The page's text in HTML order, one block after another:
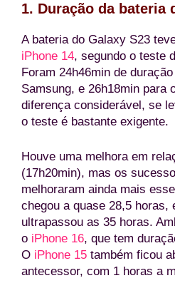
1. Duração da bateria
A bateria do Galaxy S23
iPhone 14, segundo o teste
Foram 24h46min de
Samsung, e 26h18min para
diferença considerável, se
o teste é bastante exigente.
Houve uma melhora em
(17h20min), mas os
melhoraram ainda mais
chegou a quase 28,5 horas,
ultrapassou as 35 horas.
o iPhone 16, que tem
O iPhone 15 também ficou
antecessor, com 1 horas a